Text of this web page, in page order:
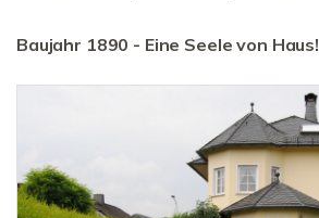
Baujahr 1890 - Eine Seele von Haus!